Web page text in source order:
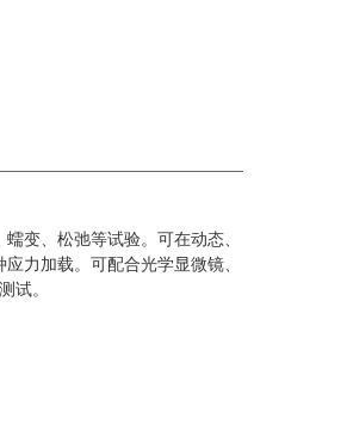
变、松弛等试验。可在动态、
力加载。可配合光学显微镜、
试。